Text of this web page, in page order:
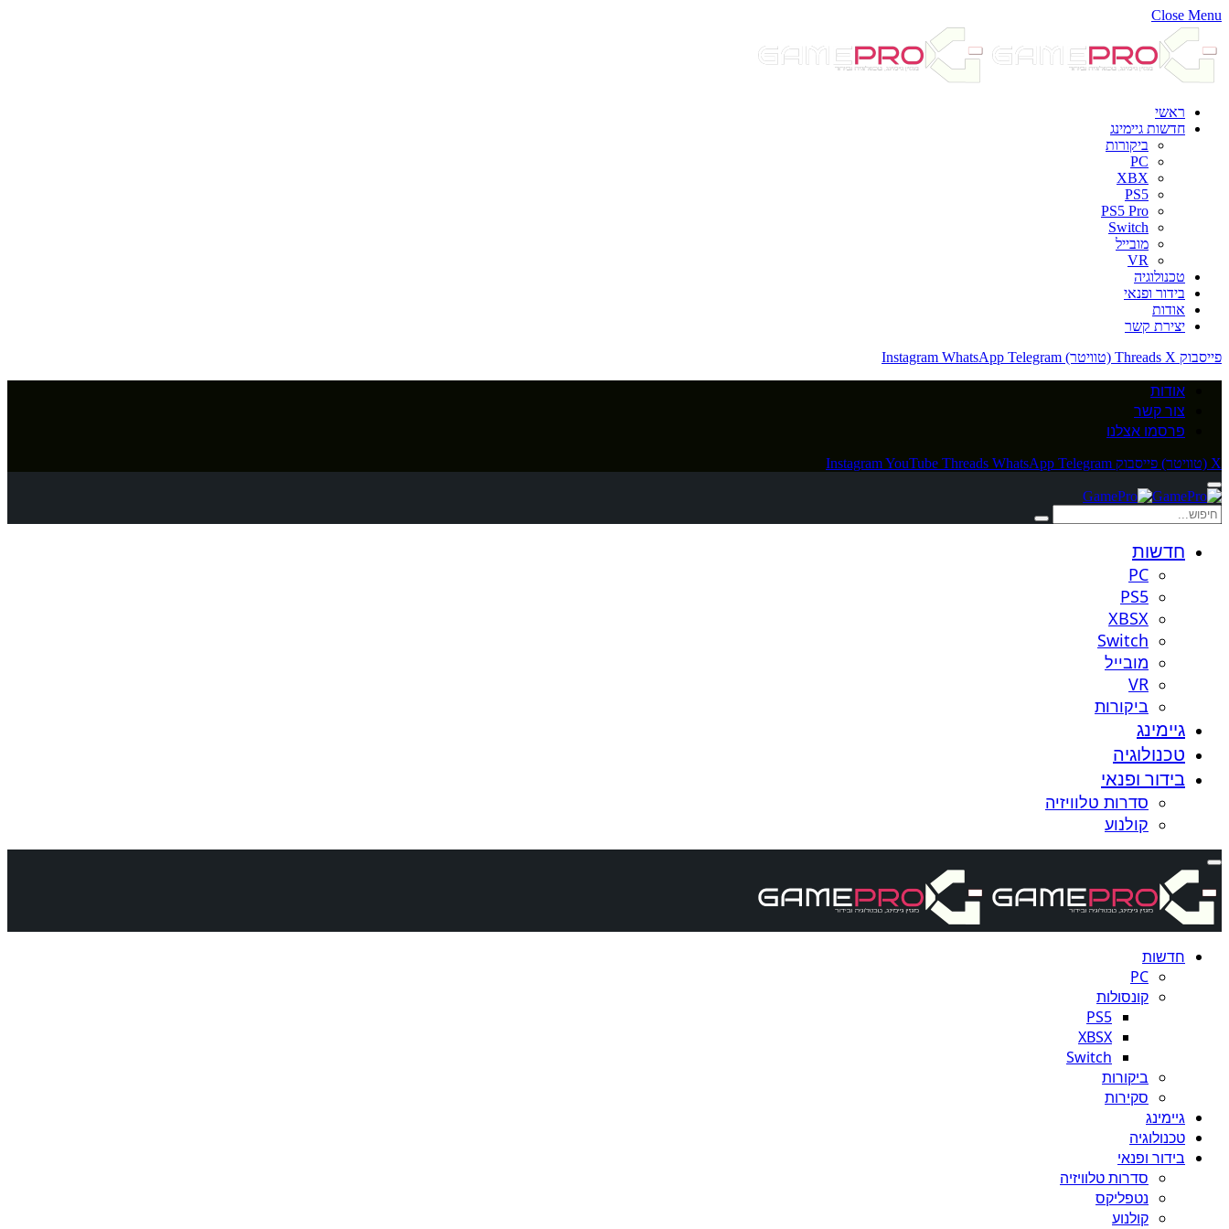
Close Menu
ראשי
חדשות גיימינג
ביקורות
PC
XBX
PS5
PS5 Pro
Switch
מובייל
VR
טכנולוגיה
בידור ופנאי
אודות
יצירת קשר
פייסבוק
Threads X (טוויטר) Instagram WhatsApp Telegram
אודות
צור קשר
פרסמו אצלנו
X (טוויטר) פייסבוק InstagramYouTube Threads WhatsApp Telegram
חדשות
PC
PS5
XBSX
Switch
מובייל
VR
ביקורות
גיימינג
טכנולוגיה
בידור ופנאי
סדרות טלוויזיה
קולנוע
חדשות
PC
קונסולות
PS5
XBSX
Switch
ביקורות
סקירות
גיימינג
טכנולוגיה
בידור ופנאי
סדרות טלוויזיה
נטפליקס
קולנוע